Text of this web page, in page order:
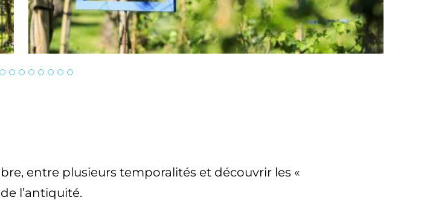
entre plusieurs temporalités et découvrir les «
l’antiquité.